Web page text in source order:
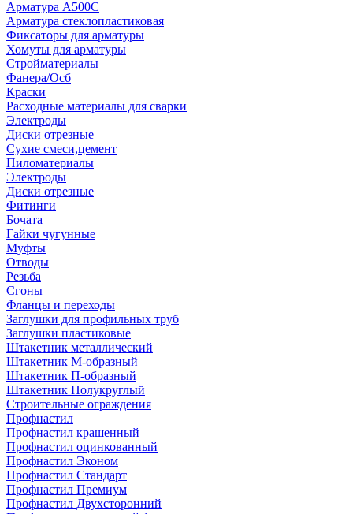
Арматура A500C
Арматура стеклопластиковая
Фиксаторы для арматуры
Хомуты для арматуры
Стройматериалы
Фанера/Осб
Краски
Расходные материалы для сварки
Электроды
Диски отрезные
Сухие смеси,цемент
Пиломатериалы
Электроды
Диски отрезные
Фитинги
Бочата
Гайки чугунные
Муфты
Отводы
Резьба
Сгоны
Фланцы и переходы
Заглушки для профильных труб
Заглушки пластиковые
Штакетник металлический
Штакетник М-образный
Штакетник П-образный
Штакетник Полукруглый
Строительные ограждения
Профнастил
Профнастил крашенный
Профнастил оцинкованный
Профнастил Эконом
Профнастил Стандарт
Профнастил Премиум
Профнастил Двухсторонний